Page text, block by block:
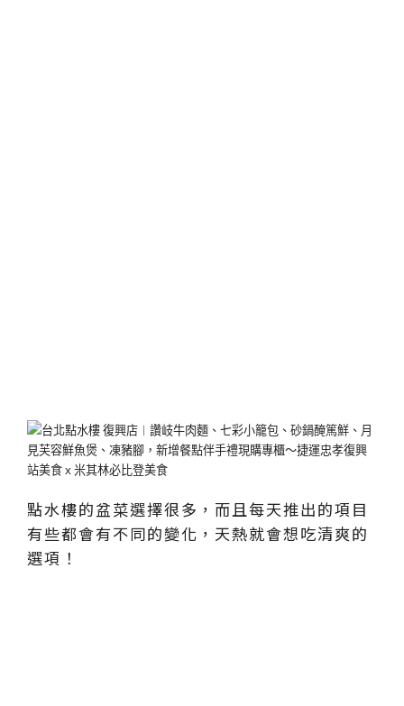
點水樓的盆菜選擇很多，而且每天推出的項目
有些都會有不同的變化，天熱就會想吃清爽的
選項！